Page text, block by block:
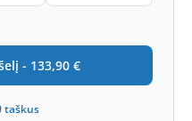
- 133,90 €
taškus